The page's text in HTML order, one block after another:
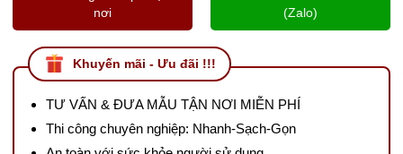
nơi
(Zalo)
Khuyến mãi - Ưu đãi !!!
TƯ VẤN & ĐƯA MẪU TẬN NƠI MIỄN PHÍ
Thi công chuyên nghiệp: Nhanh-Sạch-Gọn